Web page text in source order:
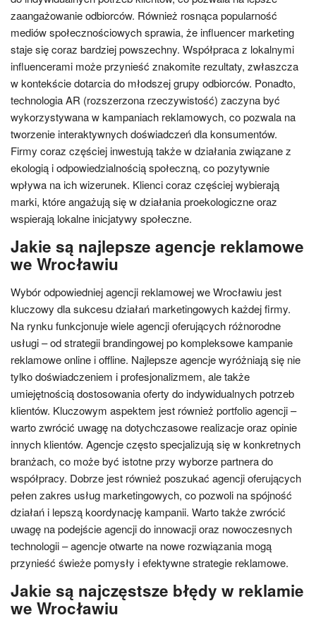
zaangażowanie odbiorców. Również rosnąca popularność
mediów społecznościowych sprawia, że influencer marketing
staje się coraz bardziej powszechny. Współpraca z lokalnymi
influencerami może przynieść znakomite rezultaty, zwłaszcza
w kontekście dotarcia do młodszej grupy odbiorców. Ponadto,
technologia AR (rozszerzona rzeczywistość) zaczyna być
wykorzystywana w kampaniach reklamowych, co pozwala na
tworzenie interaktywnych doświadczeń dla konsumentów.
Firmy coraz częściej inwestują także w działania związane z
ekologią i odpowiedzialnością społeczną, co pozytywnie
wpływa na ich wizerunek. Klienci coraz częściej wybierają
marki, które angażują się w działania proekologiczne oraz
wspierają lokalne inicjatywy społeczne.
Jakie są najlepsze agencje reklamowe
we Wrocławiu
Wybór odpowiedniej agencji reklamowej we Wrocławiu jest
kluczowy dla sukcesu działań marketingowych każdej firmy.
Na rynku funkcjonuje wiele agencji oferujących różnorodne
usługi – od strategii brandingowej po kompleksowe kampanie
reklamowe online i offline. Najlepsze agencje wyróżniają się nie
tylko doświadczeniem i profesjonalizmem, ale także
umiejętnością dostosowania oferty do indywidualnych potrzeb
klientów. Kluczowym aspektem jest również portfolio agencji –
warto zwrócić uwagę na dotychczasowe realizacje oraz opinie
innych klientów. Agencje często specjalizują się w konkretnych
branżach, co może być istotne przy wyborze partnera do
współpracy. Dobrze jest również poszukać agencji oferujących
pełen zakres usług marketingowych, co pozwoli na spójność
działań i lepszą koordynację kampanii. Warto także zwrócić
uwagę na podejście agencji do innowacji oraz nowoczesnych
technologii – agencje otwarte na nowe rozwiązania mogą
przynieść świeże pomysły i efektywne strategie reklamowe.
Jakie są najczęstsze błędy w reklamie
we Wrocławiu